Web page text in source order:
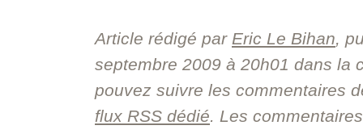
Article rédigé par Eric Le Bihan,
septembre 2009 à 20h01 dans la
pouvez suivre les commentaires
flux RSS dédié. Les